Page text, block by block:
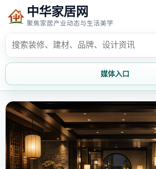
中华家居网
聚焦家居产业动态与生活美学
媒体入口
首页 家居资讯
家居风水 家居欣赏
时尚饰家 装修设计